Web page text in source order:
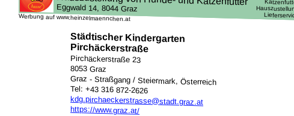
Werbung auf www.heinzelmaennchen.at
Städtischer Kindergarten
Pirchäckerstraße
Pirchäckerstraße 23
8053 Graz
Graz - Straßgang / Steiermark, Österreich
Tel: +43 316 872-2626
kdg.pirchaeckerstrasse@stadt.graz.at
https://www.graz.at/